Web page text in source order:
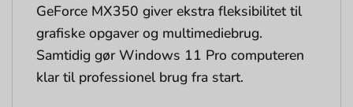
GeForce MX350 giver ekstra fleksibilitet til
grafiske opgaver og multimediebrug.
Samtidig gør Windows 11 Pro computeren
klar til professionel brug fra start.